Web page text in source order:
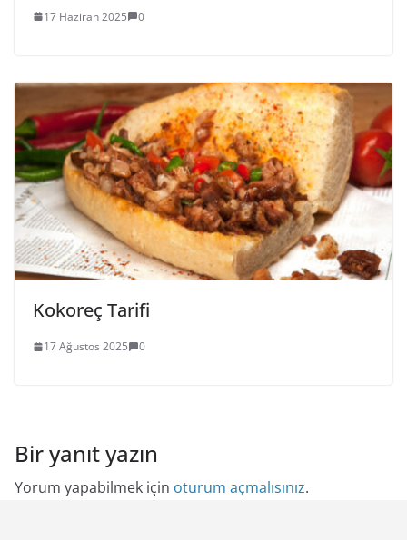
17 Haziran 2025 0
Kokoreç Tarifi
17 Ağustos 2025 0
Bir yanıt yazın
Yorum yapabilmek için oturum açmalısınız.